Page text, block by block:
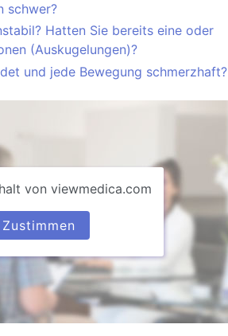
schwer?
Hatten Sie bereits eine oder
(Auskugelungen)?
und jede Bewegung schmerzhaft?
von viewmedica.com
Zustimmen